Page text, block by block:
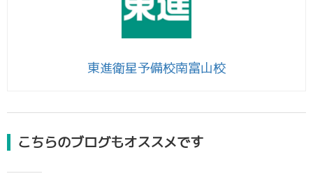
東進衛星予備校南富山校
こちらのブログもオススメです